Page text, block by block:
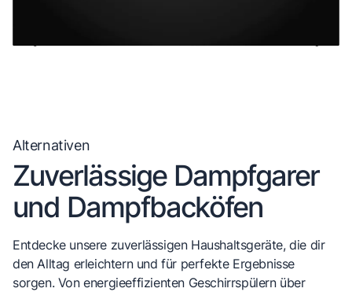
Alternativen
Zuverlässige Dampfgarer
und Dampfbacköfen
Entdecke unsere zuverlässigen Haushaltsgeräte, die dir
den Alltag erleichtern und für perfekte Ergebnisse
sorgen. Von energieeffizienten Geschirrspülern über